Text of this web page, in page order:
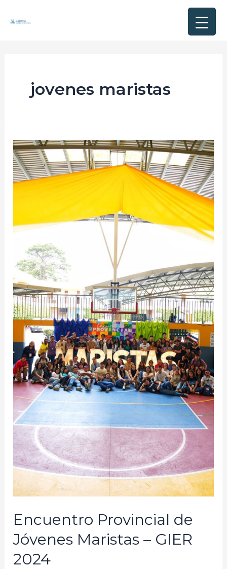
jovenes maristas
Encuentro Provincial de
Jóvenes Maristas – GIER
2024